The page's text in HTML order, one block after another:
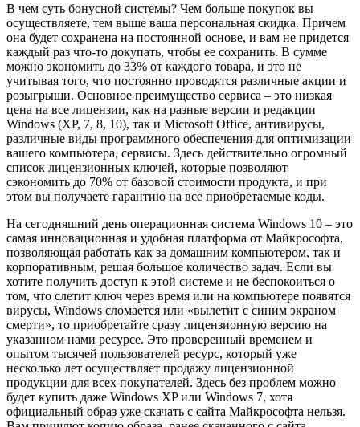
В чем суть бонусной системы? Чем больше покупок вы
осуществляете, тем выше ваша персональная скидка. Причем
она будет сохранена на постоянной основе, и вам не придется
каждый раз что-то докупать, чтобы ее сохранить. В сумме
можно экономить до 33% от каждого товара, и это не
учитывая того, что постоянно проводятся различные акции и
розыгрыши. Основное преимущество сервиса – это низкая
цена на все лицензии, как на разные версии и редакции
Windows (XP, 7, 8, 10), так и Microsoft Office, антивирусы,
различные виды программного обеспечения для оптимизации
вашего компьютера, сервисы. Здесь действительно огромный
список лицензионных ключей, которые позволяют
сэкономить до 70% от базовой стоимости продукта, и при
этом вы получаете гарантию на все приобретаемые коды.
На сегодняшний день операционная система Windows 10 – это
самая инновационная и удобная платформа от Майкрософта,
позволяющая работать как за домашним компьютером, так и
корпоративным, решая большое количество задач. Если вы
хотите получить доступ к этой системе и не беспокоиться о
том, что слетит ключ через время или на компьютере появятся
вирусы, Windows сломается или «вылетит с синим экраном
смерти», то приобретайте сразу лицензионную версию на
указанном нами ресурсе. Это проверенный временем и
опытом тысячей пользователей ресурс, который уже
несколько лет осуществляет продажу лицензионной
продукции для всех покупателей. Здесь без проблем можно
будет купить даже Windows XP или Windows 7, хотя
официальный образ уже скачать с сайта Майкрософта нельзя.